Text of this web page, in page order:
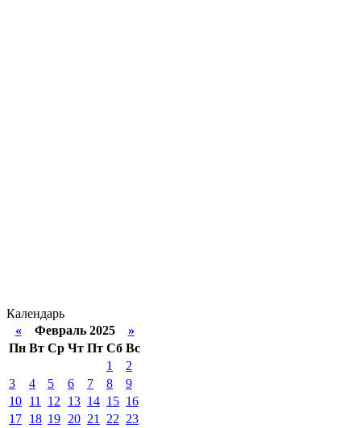
Календарь
«Февраль 2025 »
Пн Вт Ср Чт Пт Сб Вс
1
2
3
4 5 6 7 8
9
10 11 12 13 14 15 16
17 18 19 20 21 22 23